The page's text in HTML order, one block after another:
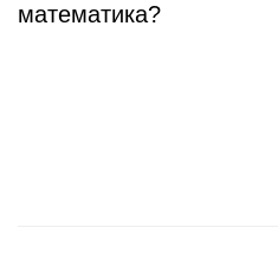
математика?